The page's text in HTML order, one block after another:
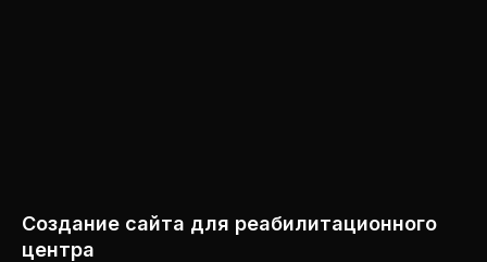
Создание сайта для реабилитационного
центра